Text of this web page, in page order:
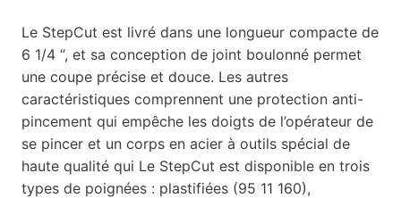
Le StepCut est livré dans une longueur compacte de
6 1/4 “, et sa conception de joint boulonné permet
une coupe précise et douce. Les autres
caractéristiques comprennent une protection anti-
pincement qui empêche les doigts de l’opérateur de
se pincer et un corps en acier à outils spécial de
haute qualité qui Le StepCut est disponible en trois
types de poignées : plastifiées (95 11 160),